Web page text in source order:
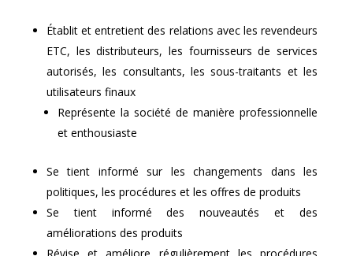
Établit et entretient des relations avec les revendeurs
ETC, les distributeurs, les fournisseurs de services
autorisés, les consultants, les sous-traitants et les
utilisateurs finaux
Représente la société de manière professionnelle
et enthousiaste
Se tient informé sur les changements dans les
politiques, les procédures et les offres de produits
Se tient informé des nouveautés et des
améliorations des produits
Révise et améliore régulièrement les procédures